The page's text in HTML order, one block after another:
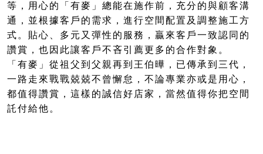
等，用心的「有麥」總能在施作前，充分的與顧客溝
通，並根據客戶的需求，進行空間配置及調整施工方
式。貼心、多元又彈性的服務，贏來客戶一致認同的
讚賞，也因此讓客戶不吝引薦更多的合作對象。
「有麥」從祖父到父親再到王伯曄，已傳承到三代，
一路走來戰戰兢兢不曾懈怠，不論專業亦或是用心，
都值得讚賞，這樣的誠信好店家，當然值得你把空間
託付給他。